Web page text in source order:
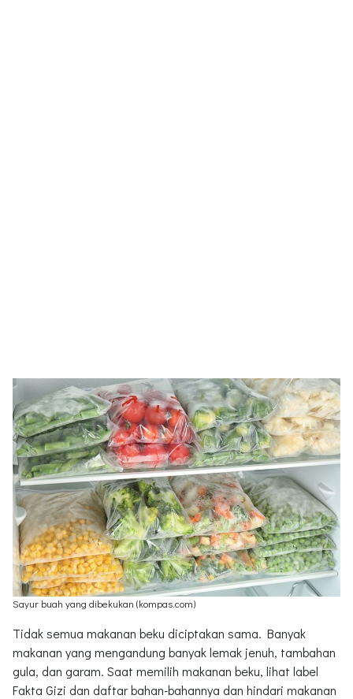
Sayur buah yang dibekukan (kompas.com)
Tidak semua makanan beku diciptakan sama. Banyak
makanan yang mengandung banyak lemak jenuh, tambahan
gula, dan garam. Saat memilih makanan beku, lihat label
Fakta Gizi dan daftar bahan-bahannya dan hindari makanan